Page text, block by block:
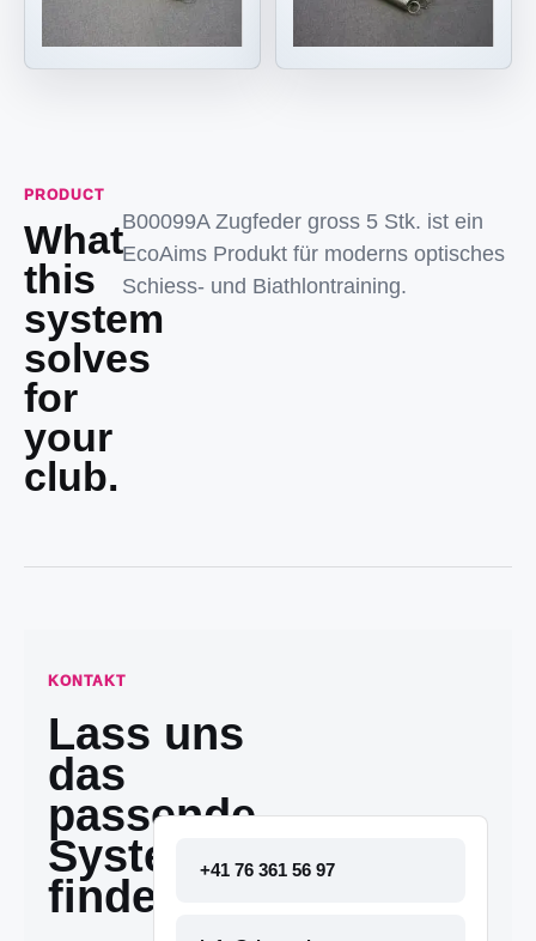
PRODUCT
What
this
system
solves
for
your
club.
B00099A Zugfeder gross 5 Stk. ist ein
EcoAims Produkt für moderns optisches
Schiess- und Biathlontraining.
KONTAKT
Lass uns
das
passende
System
finden.
+41 76 361 56 97